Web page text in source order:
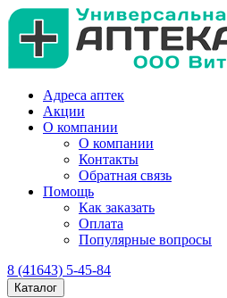
Адреса аптек
Акции
О компании
О компании
Контакты
Обратная связь
Помощь
Как заказать
Оплата
Популярные вопросы
8 (41643) 5-45-84
Каталог